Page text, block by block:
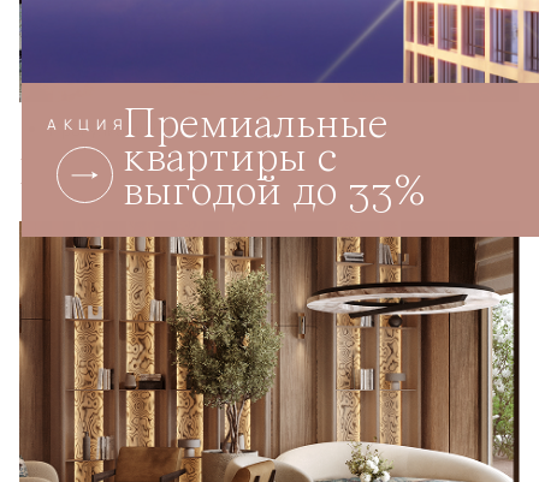
АКЦИЯПремиальные
квартиры с
выгодой до 33%
Прогулка по лобби корпуса
Прайм Клуб 1 этаж